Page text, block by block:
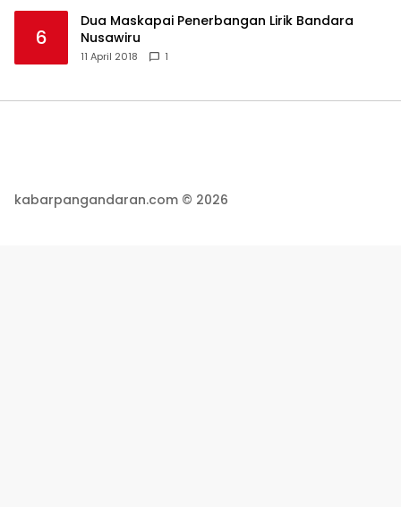
6
Dua Maskapai Penerbangan Lirik Bandara
Nusawiru
11 April 2018 1
kabarpangandaran.com © 2026